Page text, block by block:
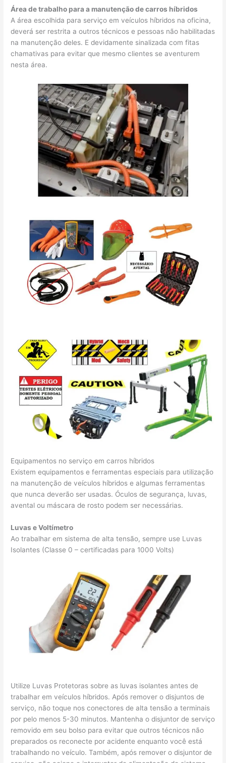
Área de trabalho para a manutenção de carros híbridos
A área escolhida para serviço em veículos híbridos na oficina,
deverá ser restrita a outros técnicos e pessoas não habilitadas
na manutenção deles. E devidamente sinalizada com fitas
chamativas para evitar que mesmo clientes se aventurem
nesta área.
Equipamentos no serviço em carros híbridos
Existem equipamentos e ferramentas especiais para utilização
na manutenção de veículos híbridos e algumas ferramentas
que nunca deverão ser usadas. Óculos de segurança, luvas,
avental ou máscara de rosto podem ser necessárias.
Luvas e Voltímetro
Ao trabalhar em sistema de alta tensão, sempre use Luvas
Isolantes (Classe 0 – certificadas para 1000 Volts)
Utilize Luvas Protetoras sobre as luvas isolantes antes de
trabalhar em veículos híbridos. Após remover o disjuntos de
serviço, não toque nos conectores de alta tensão a terminais
por pelo menos 5-30 minutos. Mantenha o disjuntor de serviço
removido em seu bolso para evitar que outros técnicos não
preparados os reconecte por acidente enquanto você está
trabalhando no veículo. Também, após remover o disjuntor de